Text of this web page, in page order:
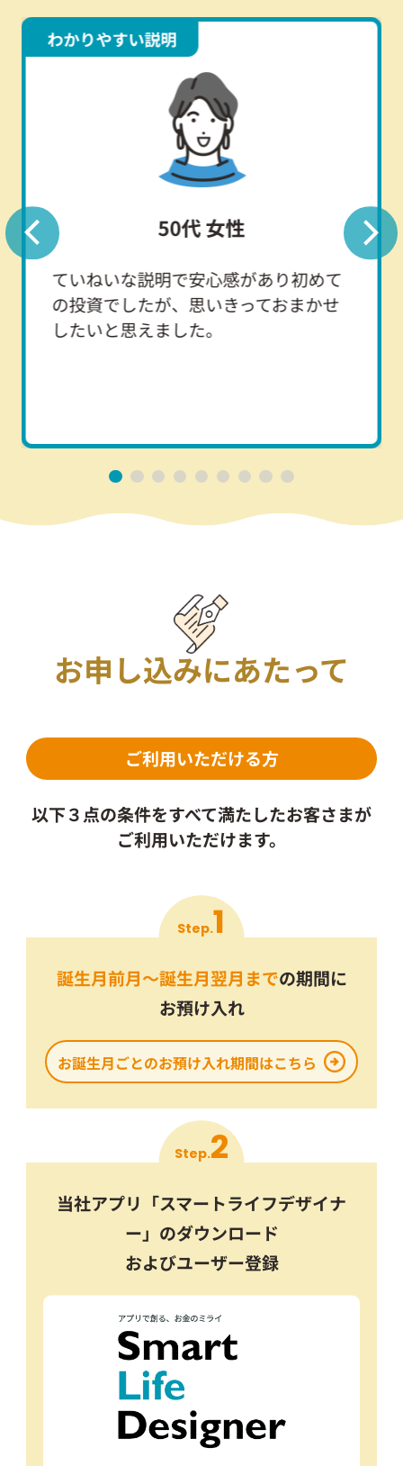
わかりやすい説明
50代 女性
ていねいな説明で安心感があり初めて
の投資でしたが、思いきっておまかせ
したいと思えました。
お申し込みにあたって
ご利用いただける方
以下３点の条件をすべて満たしたお客さまが
ご利用いただけます。
Step.1
誕生月前月～誕生月翌月までの期間に
お預け入れ
お誕生月ごとのお預け入れ期間はこちら
Step.2
当社アプリ「スマートライフデザイナ
ー」のダウンロード
およびユーザー登録